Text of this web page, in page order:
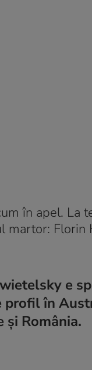
în apel. La
martor: Florin
e
profil în
și România.